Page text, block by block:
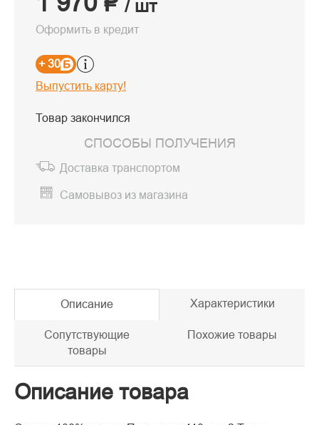
/ шт
Оформить в кредит
+ 30
Выпустить карту!
Товар закончился
СПОСОБЫ ПОЛУЧЕНИЯ
Доставка транспортом
Самовывоз из магазина
Описание Характеристики
Сопутствующие
товары
Похожие товары
Описание товара